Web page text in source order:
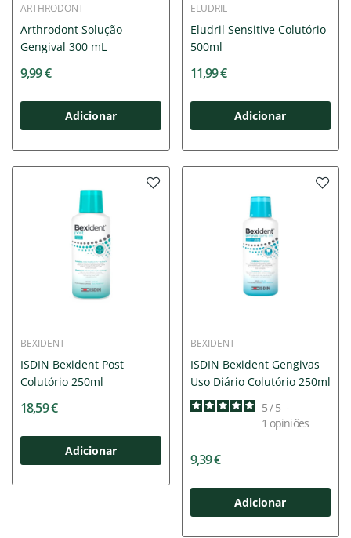
ARTHRODONT
Arthrodont Solução
Gengival 300 mL
9,99 €
Adicionar
ELUDRIL
Eludril Sensitive Colutório
500ml
11,99 €
Adicionar
BEXIDENT
ISDIN Bexident Post
Colutório 250ml
18,59 €
Adicionar
BEXIDENT
ISDIN Bexident Gengivas
Uso Diário Colutório 250ml
5/ 5 -
1 opiniões
9,39 €
Adicionar